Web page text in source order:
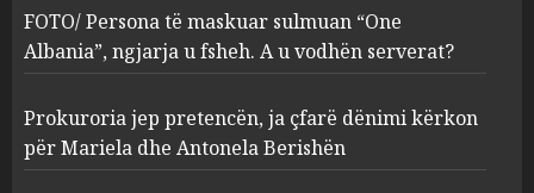
3
ngjarja u fsheh. A u vodhën
serverat?
MARCH 25, 2025
Prokuroria jep pretencën, ja
çfarë dënimi kërkon për
FOTO/ Persona të maskuar sulmuan “One
Albania”, ngjarja u fsheh. A u vodhën serverat?
Prokuroria jep pretencën, ja çfarë dënimi kërkon
për Mariela dhe Antonela Berishën